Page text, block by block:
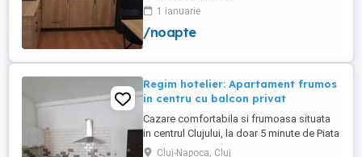
internet, tv, video interfon masina de
spalat haine, lenjerii, prosoape,
consumabile. In incinta complexului de
de joaca pentru copii. Apartamentul ...
1 ianuarie
/noapte
Regim hotelier: Apartament frumos
in centru cu balcon privat
Cazare comfortabila si frumoasa situata
in centrul Clujului, la doar 5 minute de Piata
Mihai Viteazu, intr-un bloc nou.
Cluj-Napoca, Cluj